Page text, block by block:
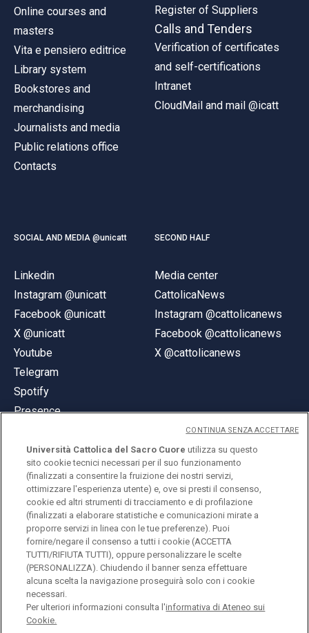
Online courses and
masters
Vita e pensiero editrice
Library system
Bookstores and
merchandising
Journalists and media
Public relations office
Contacts
Register of Suppliers
Calls and Tenders
Verification of certificates
and self-certifications
Intranet
CloudMail and mail @icatt
SOCIAL AND MEDIA @unicatt
Linkedin
Instagram @unicatt
Facebook @unicatt
X @unicatt
Youtube
Telegram
Spotify
Presence
SECOND HALF
Media center
CattolicaNews
Instagram @cattolicanews
Facebook @cattolicanews
X @cattolicanews
© Università Cattolica del Sacro Cuore
Largo A. Gemelli 1, 20123 Milan
PI 02133120150
ENGLISH
Università Cattolica del Sacro Cuore utilizza su questo
sito cookie tecnici necessari per il suo funzionamento
(finalizzati a consentire la fruizione dei nostri servizi,
ottimizzare l'esperienza utente) e, ove si presti il consenso,
cookie ed altri strumenti di tracciamento e di profilazione
(finalizzati a elaborare statistiche e comunicazioni mirate a
proporre servizi in linea con le tue preferenze). Puoi
fornire/negare il consenso a tutti i cookie (ACCETTA
TUTTI/RIFIUTA TUTTI), oppure personalizzare le scelte
(PERSONALIZZA). Chiudendo il banner senza effettuare
alcuna scelta la navigazione proseguirà solo con i cookie
necessari.
Per ulteriori informazioni consulta l'informativa di Ateneo sui
Cookie.
CONTINUA SENZA ACCETTARE